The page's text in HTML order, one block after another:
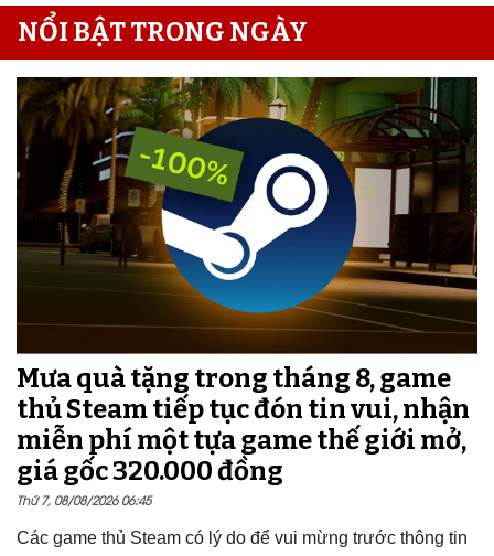
NỔI BẬT TRONG NGÀY
Mưa quà tặng trong tháng 8, game
thủ Steam tiếp tục đón tin vui, nhận
miễn phí một tựa game thế giới mở,
giá gốc 320.000 đồng
Thứ 7, 08/08/2026 06:45
Các game thủ Steam có lý do để vui mừng trước thông tin